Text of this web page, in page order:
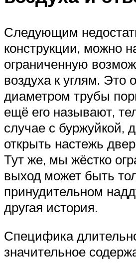
Следующим
конструкции, можно
ограниченную
воздуха к углям. Это
диаметром трубы
ещё его называют,
случае с буржуйкой,
открыть настежь
Тут же, мы жёстко
выход может быть
принудительном
другая история.
Специфика
значительное